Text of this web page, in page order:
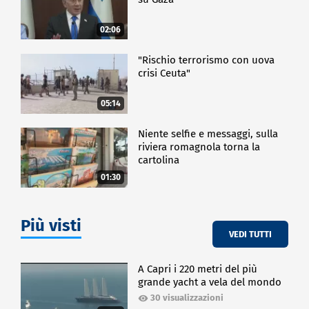
02:06
05:14
"Rischio terrorismo con uova
crisi Ceuta"
01:30
Niente selfie e messaggi, sulla
riviera romagnola torna la
cartolina
Più visti VEDI TUTTI
A Capri i 220 metri del più
grande yacht a vela del mondo
30 visualizzazioni